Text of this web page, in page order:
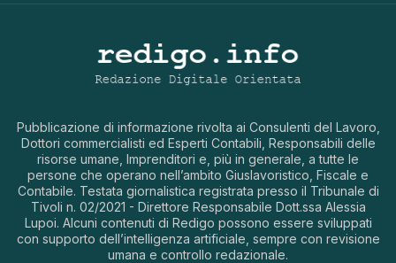
Pubblicazione di informazione rivolta ai Consulenti del Lavoro,
Dottori commercialisti ed Esperti Contabili, Responsabili delle
risorse umane, Imprenditori e, più in generale, a tutte le
persone che operano nell’ambito Giuslavoristico, Fiscale e
Contabile. Testata giornalistica registrata presso il Tribunale di
Tivoli n. 02/2021 - Direttore Responsabile Dott.ssa Alessia
Lupoi. Alcuni contenuti di Redigo possono essere sviluppati
con supporto dell’intelligenza artificiale, sempre con revisione
umana e controllo redazionale.